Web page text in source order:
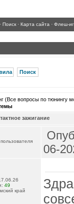
· Поиск · Карта сайта · Флеш-
Поиск
(Все вопросы по тюнингу
зажигание
06-
49
край